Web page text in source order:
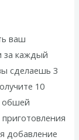
ваш
за каждый
сделаешь 3
10
обшей
добавление